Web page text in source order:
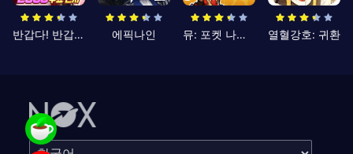
반갑다! 반갑삼국지 에픽나인 뮤: 포켓 나이츠 열혈강호: 귀환